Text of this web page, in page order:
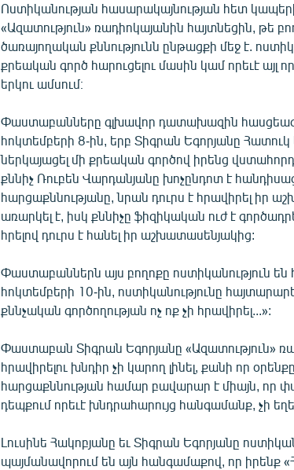
Ոստիկանության հասարակայնության հետ
«Ազատություն» ռադիոկայանին հայտնեցին, թե
ծառայողական քննությունն ընթացքի մեջ է.
քրեական գործ հարուցելու մասին կամ որեւէ այլ
երկու ամսում։
Փաստաբանները գլխավոր դատախազին
հոկտեմբերի 8-ին, երբ Տիգրան Եգորյանը Հատուկ
ներկայացել մի քրեական գործով իրենց
քննիչ Ռուբեն Վարդանյանը խոչընդոտ է
հարցաքննությանը, նրան դուրս է հրավիրել իր
առարկել է, իսկ քննիչը ֆիզիկական ուժ է
հրելով դուրս է հանել իր աշխատասենյակից:
Փաստաբաններն այս բողոքը ոստիկանություն են
հոկտեմբերի 10-ին, ոստիկանությունը
քննչական գործողության ոչ ոք չի հրավիրել...»:
Փաստաբան Տիգրան Եգորյանը «Ազատություն»
հրավիրելու խնդիր չի կարող լինել, քանի որ
հարցաքննության համար բավարար է միայն, որ
դեպքում որեւէ խնդրահարույց հանգամանք, չի
Լուսինե Հակոբյանը եւ Տիգրան Եգորյանը
պայմանավորում են այն հանգամաքով, որ իրենք